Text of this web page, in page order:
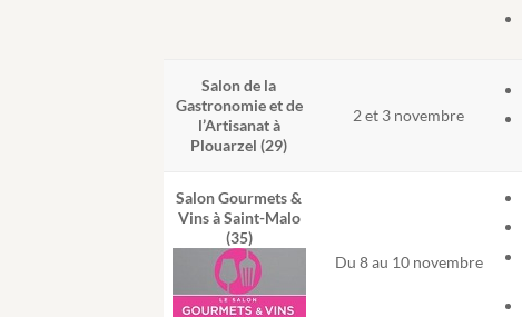
Salon de la
Gastronomie et de
l’Artisanat à
Plouarzel (29)
2 et 3 novembre
Salon Gourmets &
Vins à Saint-Malo
(35)
Du 8 au 10 novembre